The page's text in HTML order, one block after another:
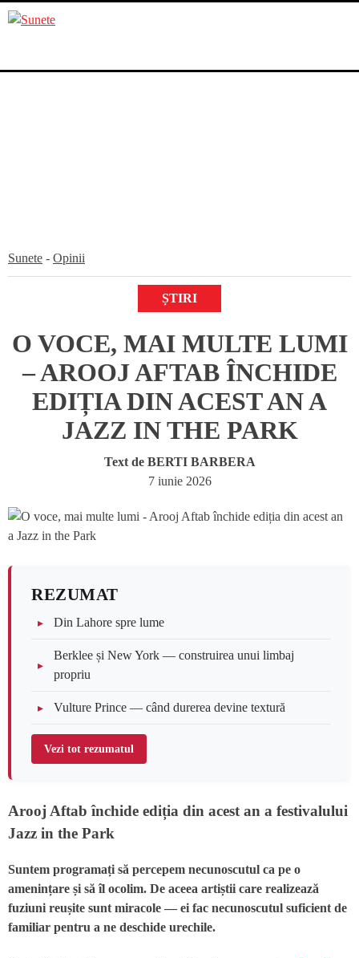
Sunete - Opinii
ȘTIRI
O VOCE, MAI MULTE LUMI
– AROOJ AFTAB ÎNCHIDE
EDIȚIA DIN ACEST AN A
JAZZ IN THE PARK
Text de BERTI BARBERA
7 iunie 2026
REZUMAT
Din Lahore spre lume
Berklee și New York — construirea unui limbaj
propriu
Vulture Prince — când durerea devine textură
Vezi tot rezumatul
Arooj Aftab închide ediția din acest an a festivalului
Jazz in the Park
Suntem programați să percepem necunoscutul ca pe o
amenințare și să îl ocolim. De aceea artiștii care realizează
fuziuni reușite sunt miracole — ei fac necunoscutul suficient de
familiar pentru a ne deschide urechile.